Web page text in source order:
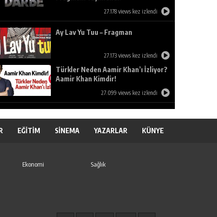
27.178 views kez izlendi
Ay Lav Yu Tuu – Fragman
27.173 views kez izlendi
Türkler Neden Aamir Khan’ı İzliyor?
Aamir Khan Kimdir!
27.099 views kez izlendi
EĞİTİM SİNEMA YAZARLAR KÜNYE
Ekonomi
Sağlık